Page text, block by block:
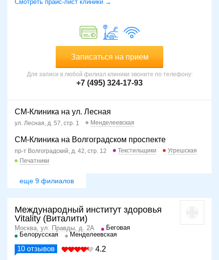
Смотреть прайс-лист клиники →
Записаться на прием
Для записи в любой филиал клиники звоните по телефону:
+7 (495) 324-17-93
СМ-Клиника на ул. Лесная
ул. Лесная, д. 57, стр. 1 Менделеевская
СМ-Клиника на Волгоградском проспекте
пр-т Волгоградский, д. 42, стр. 12 Текстильщики
Угрешская
Печатники
еще 9 филиалов
Международный институт здоровья
Vitality (Виталити)
Москва, ул. Правды, д. 2А
Беговая
Белорусская
Менделеевская
10 отзывов 4.2